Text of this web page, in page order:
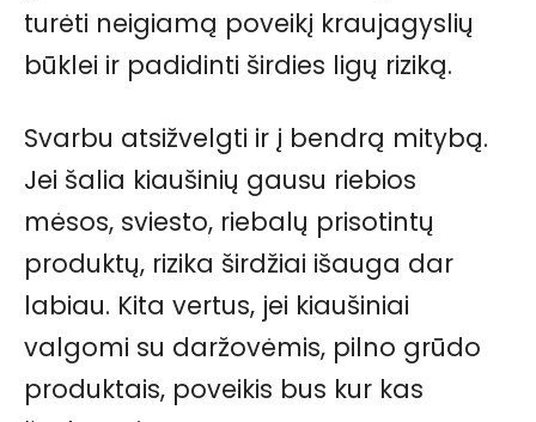
turėti neigiamą poveikį kraujagyslių
būklei ir padidinti širdies ligų riziką.
Svarbu atsižvelgti ir į bendrą mitybą.
Jei šalia kiaušinių gausu riebios
mėsos, sviesto, riebalų prisotintų
produktų, rizika širdžiai išauga dar
labiau. Kita vertus, jei kiaušiniai
valgomi su daržovėmis, pilno grūdo
produktais, poveikis bus kur kas